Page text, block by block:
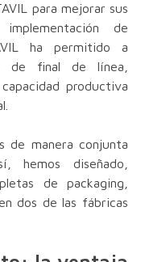
para mejorar sus
de
ha permitido a
de final de línea,
productiva
de manera conjunta
hemos diseñado,
de packaging,
dos de las fábricas